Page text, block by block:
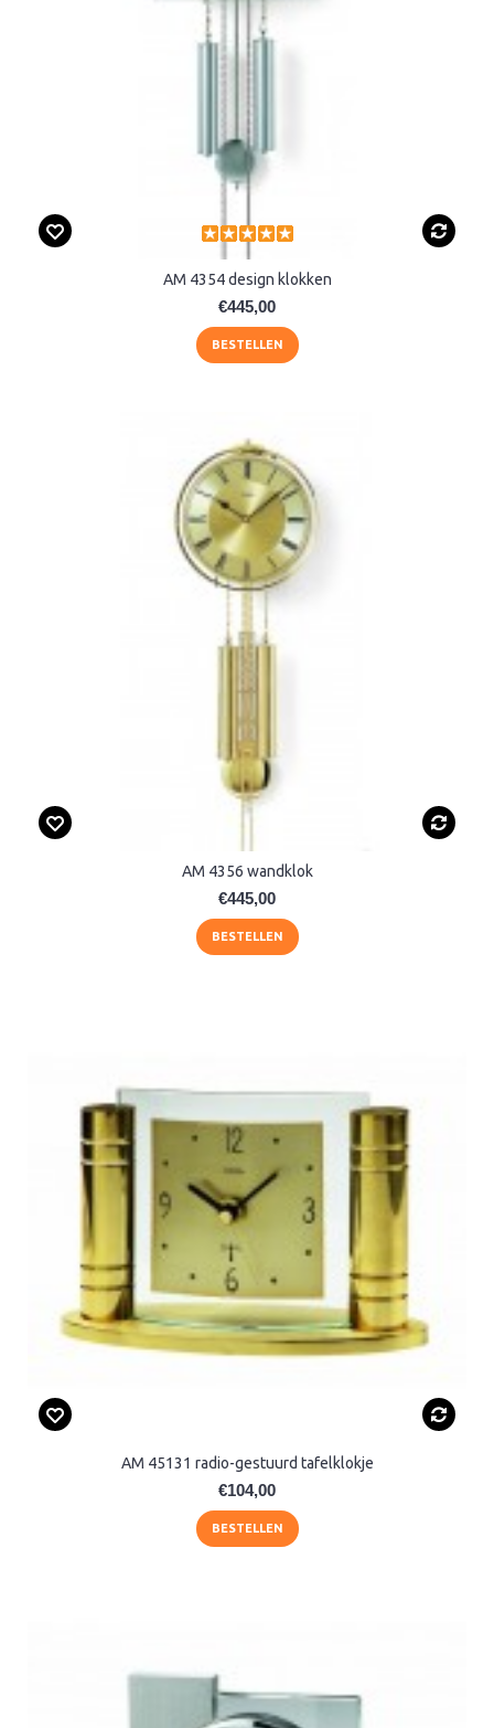
AM 4354 design klokken
€445,00
BESTELLEN
AM 4356 wandklok
€445,00
BESTELLEN
AM 45131 radio-gestuurd tafelklokje
€104,00
BESTELLEN